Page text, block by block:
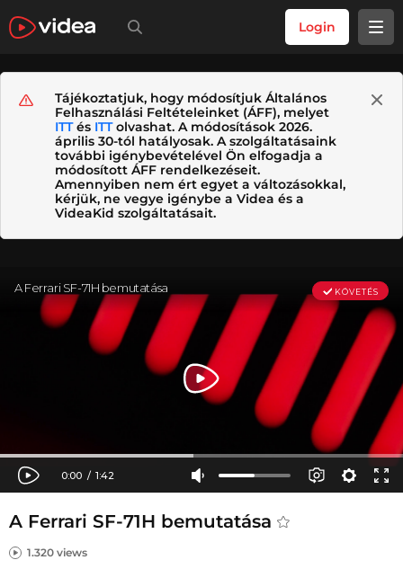
Login
Tájékoztatjuk, hogy módosítjuk Általános
Felhasználási Feltételeinket (ÁFF), melyet
ITTés ITTolvashat. A módosítások 2026.
április 30-tól hatályosak. A szolgáltatásaink
további igénybevételével Ön elfogadja a
módosított ÁFF rendelkezéseit.
Amennyiben nem ért egyet a változásokkal,
kérjük, ne vegye igénybe a Videa és a
VideaKid szolgáltatásait.
A Ferrari SF-71H bemutatása
1.320 views